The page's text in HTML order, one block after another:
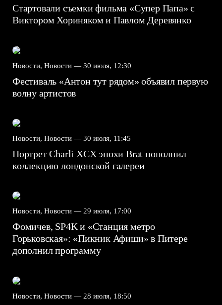
Стартовали съемки фильма «Супер Папа» с
Виктором Хориняком и Павлом Деревянко
Новости, Новости — 30 июля, 12:30
Фестиваль «Антон тут рядом» объявил первую
волну артистов
Новости, Новости — 30 июля, 11:45
Портрет Charli XCX эпохи Brat пополнил
коллекцию лондонской галереи
Новости, Новости — 29 июля, 17:00
Фомичев, SP4K и «Станция метро
Горьковская»: «Пикник Афиши» в Питере
дополнил программу
Новости, Новости — 28 июля, 18:50